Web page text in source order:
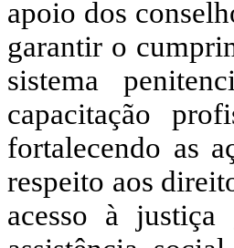
apoio dos
garantir o
sistema
capacitação
fortalecendo as
respeito aos
acesso à